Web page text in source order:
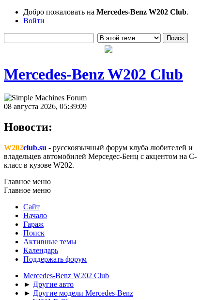
Добро пожаловать на Mercedes-Benz W202 Club.
Войти
Mercedes-Benz W202 Club
08 августа 2026, 05:39:09
Новости:
W202club.su - русскоязычный форум клуба любителей и
владельцев автомобилей Мерседес-Бенц с акцентом на C-
класс в кузове W202.
Главное меню
Главное меню
Сайт
Начало
Гараж
Поиск
Активные темы
Календарь
Поддержать форум
Mercedes-Benz W202 Club
► Другие авто
► Другие модели Mercedes-Benz